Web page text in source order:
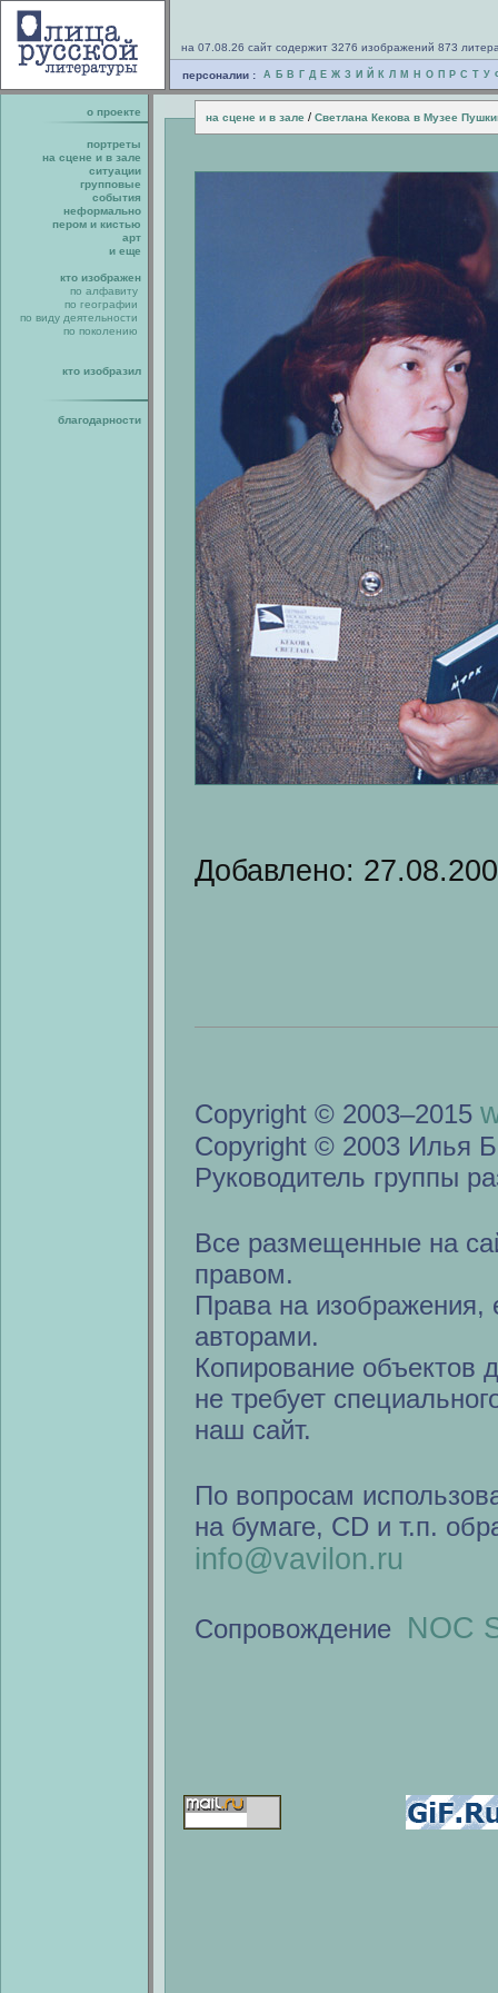
на 07.08.26 сайт содержит 3276 изображений 873
персоналии : А Б В Г Д Е Ж З И Й К Л М Н О П Р С Т У
о проекте на сцене и в зале / Светлана Кекова в Музее
портреты
на сцене и в зале
ситуации
групповые
события
неформально
пером и кистью
арт
и еще
кто изображен
по алфавиту
по географии
по виду деятельности
по поколению
кто изобразил
благодарности
Добавлено:
Copyright © 2003–2015
Copyright © 2003 Илья
Руководитель группы
Все размещенные на
правом.
Права на изображения,
авторами.
Копирование объектов
не требует
наш сайт.
По вопросам
на бумаге, CD и т.п.
info@vavilon.ru
Сопровождение NOC